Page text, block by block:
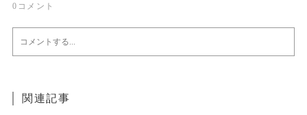
0 コメント
関連記事